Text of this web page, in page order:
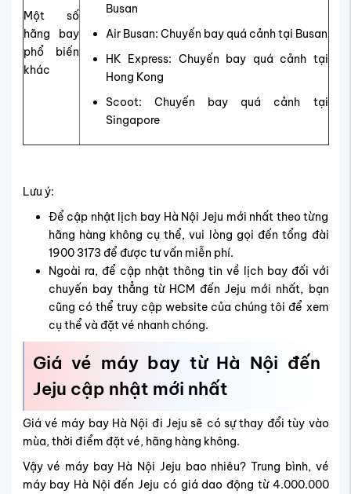
Một số
hãng bay
phổ biến
khác
Busan
Air Busan: Chuyến bay quá cảnh tại Busan
HK Express: Chuyến bay quá cảnh tại
Hong Kong
Scoot: Chuyến bay quá cảnh tại
Singapore
Lưu ý:
Để cập nhật lịch bay Hà Nội Jeju mới nhất theo từng
hãng hàng không cụ thể, vui lòng gọi đến tổng đài
1900 3173 để được tư vấn miễn phí.
Ngoài ra, để cập nhật thông tin về lịch bay đối với
chuyến bay thẳng từ HCM đến Jeju mới nhất, bạn
cũng có thể truy cập website của chúng tôi để xem
cụ thể và đặt vé nhanh chóng.
Giá vé máy bay từ Hà Nội đến
Jeju cập nhật mới nhất
Giá vé máy bay Hà Nội đi Jeju sẽ có sự thay đổi tùy vào
mùa, thời điểm đặt vé, hãng hàng không.
Vậy vé máy bay Hà Nội Jeju bao nhiêu? Trung bình, vé
máy bay Hà Nội đến Jeju có giá dao động từ 4.000.000